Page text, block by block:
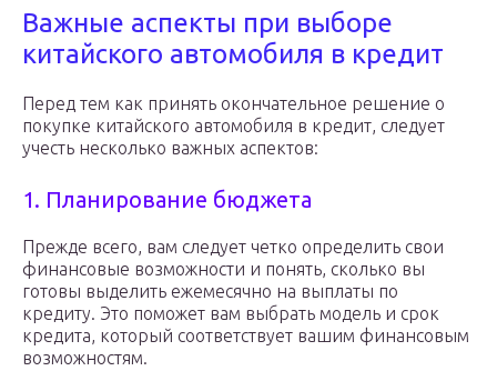
Важные аспекты при выборе
китайского автомобиля в кредит
Перед тем как принять окончательное решение о
покупке китайского автомобиля в кредит, следует
учесть несколько важных аспектов:
1. Планирование бюджета
Прежде всего, вам следует четко определить свои
финансовые возможности и понять, сколько вы
готовы выделить ежемесячно на выплаты по
кредиту. Это поможет вам выбрать модель и срок
кредита, который соответствует вашим финансовым
возможностям.